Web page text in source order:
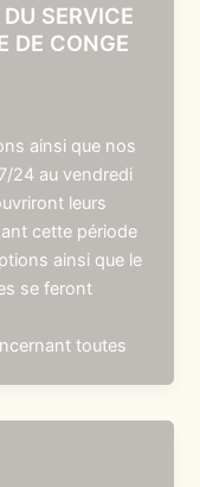
SERVICE
DE CONGE
ainsi que nos
24 au vendredi
leurs
cette période
ainsi que le
se feront
toutes